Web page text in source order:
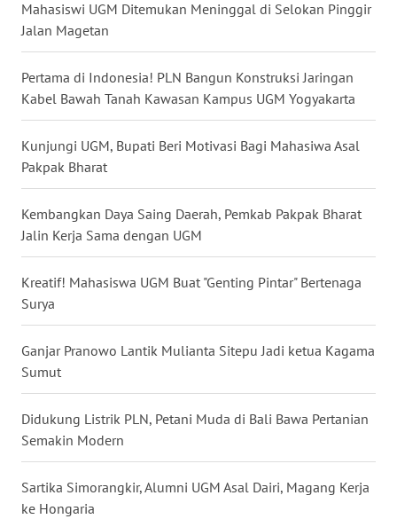
Mahasiswi UGM Ditemukan Meninggal di Selokan Pinggir
Jalan Magetan
Pertama di Indonesia! PLN Bangun Konstruksi Jaringan
Kabel Bawah Tanah Kawasan Kampus UGM Yogyakarta
Kunjungi UGM, Bupati Beri Motivasi Bagi Mahasiwa Asal
Pakpak Bharat
Kembangkan Daya Saing Daerah, Pemkab Pakpak Bharat
Jalin Kerja Sama dengan UGM
Kreatif! Mahasiswa UGM Buat "Genting Pintar" Bertenaga
Surya
Ganjar Pranowo Lantik Mulianta Sitepu Jadi ketua Kagama
Sumut
Didukung Listrik PLN, Petani Muda di Bali Bawa Pertanian
Semakin Modern
Sartika Simorangkir, Alumni UGM Asal Dairi, Magang Kerja
ke Hongaria
WN
NUSANTARA
WN
JOGJA
WN
JATIM
WN
BALI
WN
KALBAR
WN
KALTENG
WN
KALTARA
WN
KALSEL